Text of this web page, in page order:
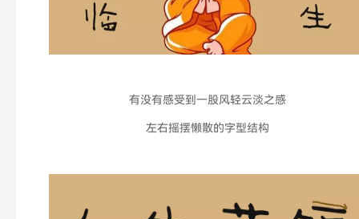
有没有感受到一股风轻云淡之感
左右摇摆懒散的字型结构